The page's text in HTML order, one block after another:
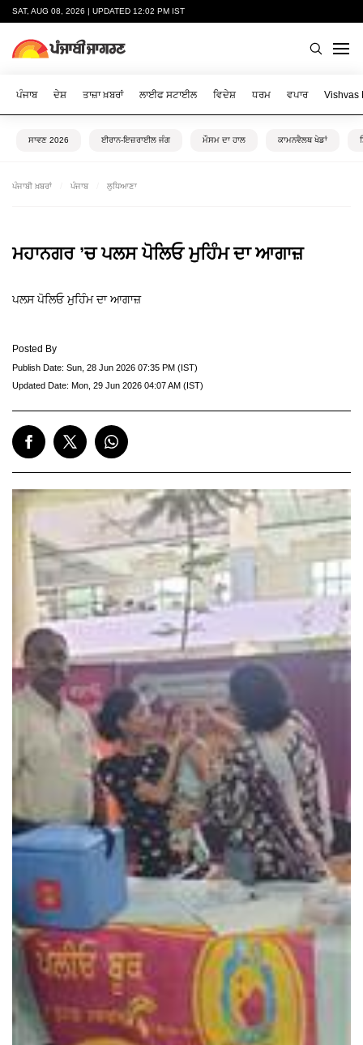
SAT, AUG 08, 2026 | UPDATED 12:02 PM IST
ਪੰਜਾਬ ਦੇਸ਼ ਤਾਜ਼ਾ ਖ਼ਬਰਾਂ ਲਾਈਫ ਸਟਾਈਲ ਵਿਦੇਸ਼ ਧਰਮ ਵਪਾਰ Vishvas
ਸਾਵਣ 2026 ਈਰਾਨ-ਇਜ਼ਰਾਈਲ ਜੰਗ ਮੌਸਮ ਦਾ ਹਾਲ ਕਾਮਨਵੈਲਥ ਖੇਡਾਂ
ਪੰਜਾਬੀ ਖ਼ਬਰਾਂ ਪੰਜਾਬ ਲੁਧਿਆਣਾ
ਮਹਾਨਗਰ ’ਚ ਪਲਸ ਪੋਲਿਓ ਮੁਹਿੰਮ ਦਾ ਆਗਾਜ਼
ਪਲਸ ਪੋਲਿਓ ਮੁਹਿੰਮ ਦਾ ਆਗਾਜ਼
Posted By
Publish Date: Sun, 28 Jun 2026 07:35 PM (IST)
Updated Date: Mon, 29 Jun 2026 04:07 AM (IST)